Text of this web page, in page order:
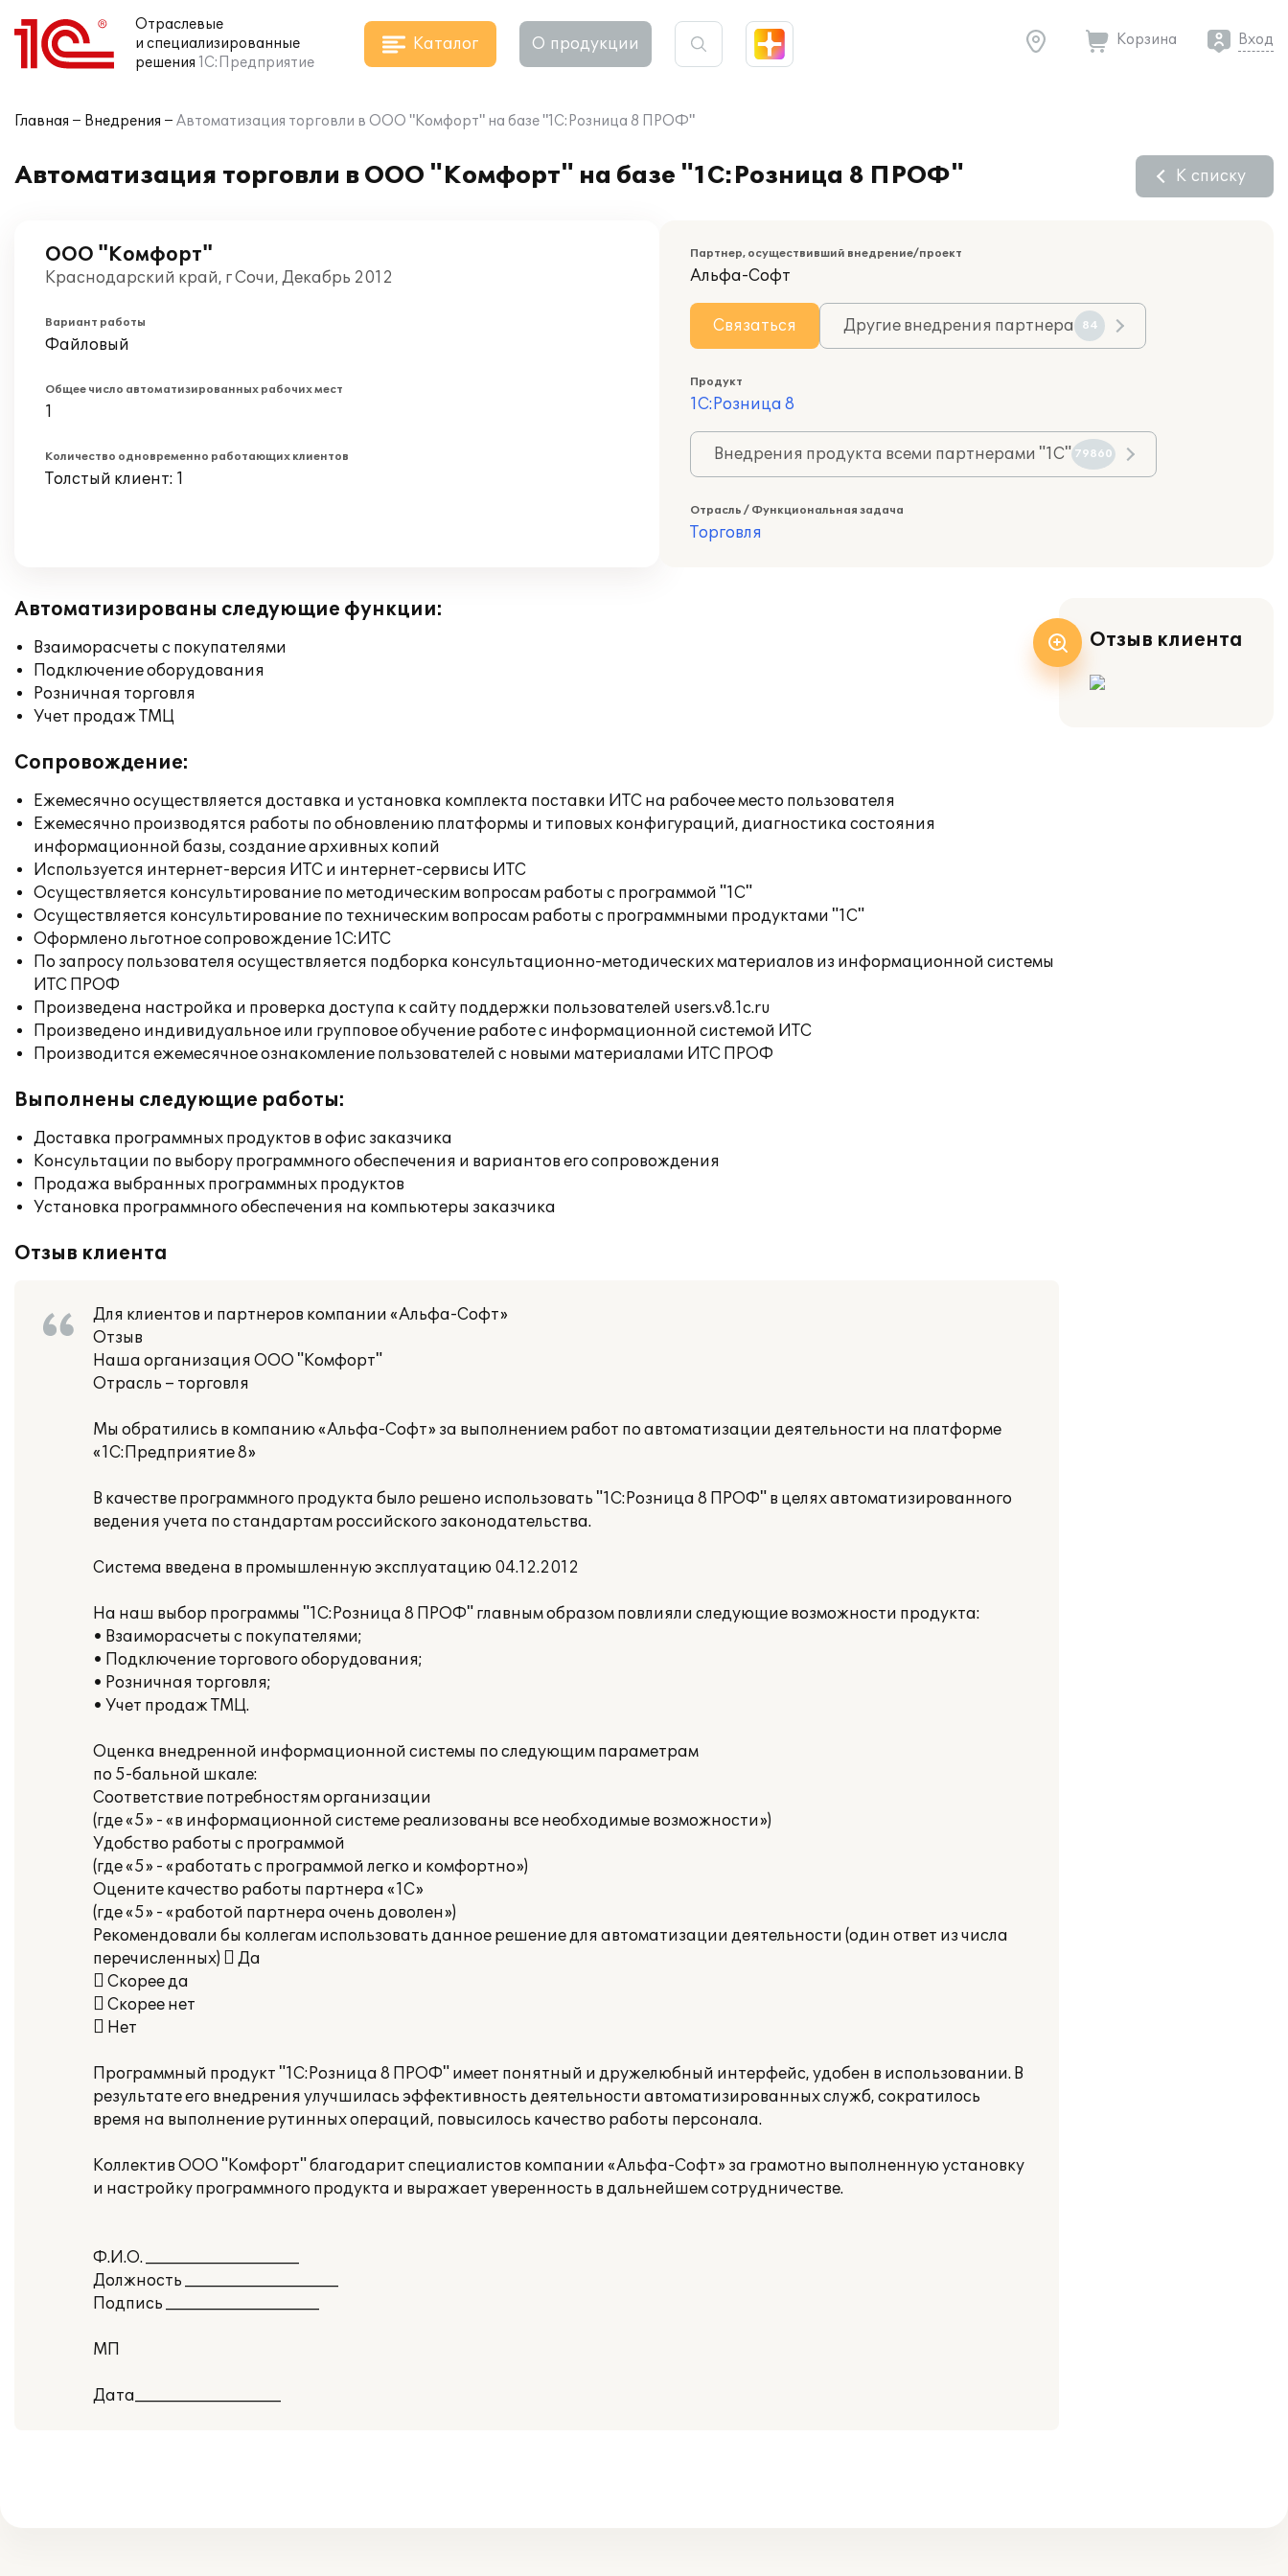
Отраслевые
и специализированные
решения 1С:Предприятие
Каталог О продукции Корзина Вход
Главная Внедрения Автоматизация торговли в ООО "Комфорт" на базе "1С:Розница 8 ПРОФ"
Автоматизация торговли в ООО "Комфорт" на базе "1С:Розница 8 ПРОФ" К списку
ООО "Комфорт"
Краснодарский край, г Сочи, Декабрь 2012
Вариант работы
Файловый
Общее число автоматизированных рабочих мест
1
Количество одновременно работающих клиентов
Толстый клиент: 1
Партнер, осуществивший внедрение/проект
Альфа-Софт
Связаться Другие внедрения партнера 84
Продукт
1С:Розница 8
Внедрения продукта всеми партнерами "1С" 79860
Отрасль / Функциональная задача
Торговля
Автоматизированы следующие функции:
Взаиморасчеты с покупателями
Подключение оборудования
Розничная торговля
Учет продаж ТМЦ
Сопровождение:
Ежемесячно осуществляется доставка и установка комплекта поставки ИТС на рабочее место пользователя
Ежемесячно производятся работы по обновлению платформы и типовых конфигураций, диагностика состояния
информационной базы, создание архивных копий
Используется интернет-версия ИТС и интернет-сервисы ИТС
Осуществляется консультирование по методическим вопросам работы с программой "1С"
Осуществляется консультирование по техническим вопросам работы с программными продуктами "1С"
Оформлено льготное сопровождение 1С:ИТС
По запросу пользователя осуществляется подборка консультационно-методических материалов из информационной системы
ИТС ПРОФ
Произведена настройка и проверка доступа к сайту поддержки пользователей users.v8.1c.ru
Произведено индивидуальное или групповое обучение работе с информационной системой ИТС
Производится ежемесячное ознакомление пользователей с новыми материалами ИТС ПРОФ
Выполнены следующие работы:
Доставка программных продуктов в офис заказчика
Консультации по выбору программного обеспечения и вариантов его сопровождения
Продажа выбранных программных продуктов
Установка программного обеспечения на компьютеры заказчика
Отзыв клиента
Для клиентов и партнеров компании «Альфа-Софт»
Отзыв
Наша организация ООО "Комфорт"
Отрасль – торговля
Мы обратились в компанию «Альфа-Софт» за выполнением работ по автоматизации деятельности на платформе
«1С:Предприятие 8»
В качестве программного продукта было решено использовать "1С:Розница 8 ПРОФ" в целях автоматизированного
ведения учета по стандартам российского законодательства.
Система введена в промышленную эксплуатацию 04.12.2012
На наш выбор программы "1С:Розница 8 ПРОФ" главным образом повлияли следующие возможности продукта:
• Взаиморасчеты с покупателями;
• Подключение торгового оборудования;
• Розничная торговля;
• Учет продаж ТМЦ.
Оценка внедренной информационной системы по следующим параметрам
по 5-бальной шкале:
Соответствие потребностям организации
(где «5» - «в информационной системе реализованы все необходимые возможности»)
Удобство работы с программой
(где «5» - «работать с программой легко и комфортно»)
Оцените качество работы партнера «1С»
(где «5» - «работой партнера очень доволен»)
Рекомендовали бы коллегам использовать данное решение для автоматизации деятельности (один ответ из числа
перечисленных)  Да
 Скорее да
 Скорее нет
 Нет
Программный продукт "1С:Розница 8 ПРОФ" имеет понятный и дружелюбный интерфейс, удобен в использовании. В
результате его внедрения улучшилась эффективность деятельности автоматизированных служб, сократилось
время на выполнение рутинных операций, повысилось качество работы персонала.
Коллектив ООО "Комфорт" благодарит специалистов компании «Альфа-Софт» за грамотно выполненную установку
и настройку программного продукта и выражает уверенность в дальнейшем сотрудничестве.
Ф.И.О. ____________________
Должность ____________________
Подпись ____________________
МП
Дата___________________
Отзыв клиента